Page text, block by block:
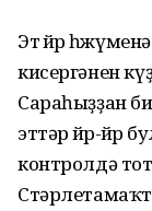
Эт өйөрө
кисергәнен
Сараһыҙҙан
эттәр өйөр-
контролдә